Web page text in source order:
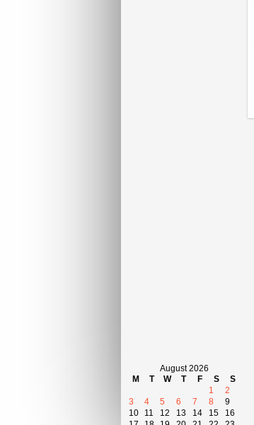
August 2026
M
T W T F S
S
1
2
3
4 5 6 7 8
9
10
11 12 13 14 15
16